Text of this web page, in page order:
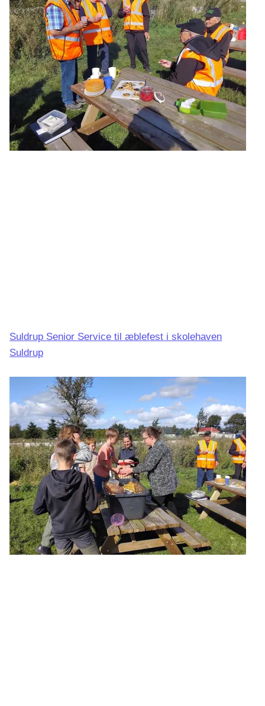
Suldrup Senior Service til æblefest i skolehaven
Suldrup